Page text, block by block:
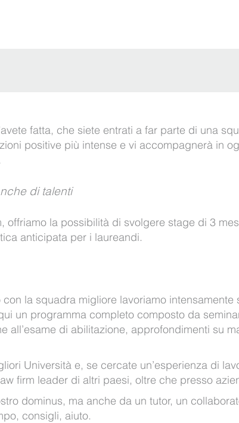
fatta, che siete entrati a far parte di una
positive più intense e vi accompagnerà in
di talenti
offriamo la possibilità di svolgere stage di 3
anticipata per i laureandi.
la squadra migliore lavoriamo intensamente
un programma completo composto da
all’esame di abilitazione, approfondimenti su
Università e, se cercate un’esperienza di
firm leader di altri paesi, oltre che presso
dominus, ma anche da un tutor, un
consigli, aiuto.